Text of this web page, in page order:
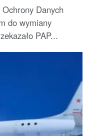
Ochrony Danych
do wymiany
PAP...